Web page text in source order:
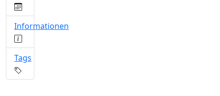
Informationen
Tags